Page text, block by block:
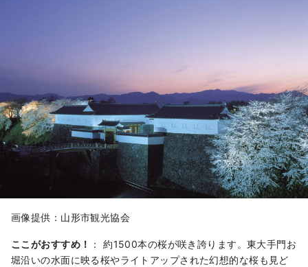
画像提供：山形市観光協会
ここがおすすめ！
： 約1500本の桜が咲き誇ります。東大手門お
堀沿いの水面に映る桜やライトアップされた幻想的な桜も見ど